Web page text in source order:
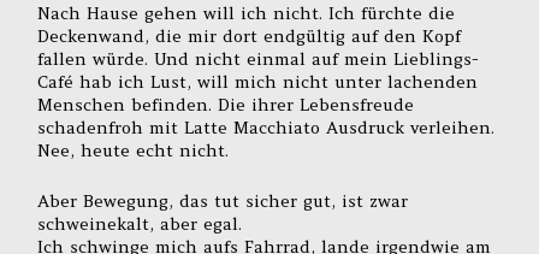
Nach Hause gehen will ich nicht. Ich fürchte die
Deckenwand, die mir dort endgültig auf den Kopf
fallen würde. Und nicht einmal auf mein Lieblings-
Café hab ich Lust, will mich nicht unter lachenden
Menschen befinden. Die ihrer Lebensfreude
schadenfroh mit Latte Macchiato Ausdruck verleihen.
Nee, heute echt nicht.
Aber Bewegung, das tut sicher gut, ist zwar
schweinekalt, aber egal.
Ich schwinge mich aufs Fahrrad, lande irgendwie am